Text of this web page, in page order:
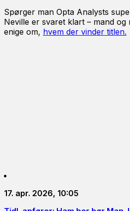
Spørger man Opta Analysts
Neville er svaret klart – mand og
enige om, hvem der vinder titlen.
17. apr. 2026, 10:05